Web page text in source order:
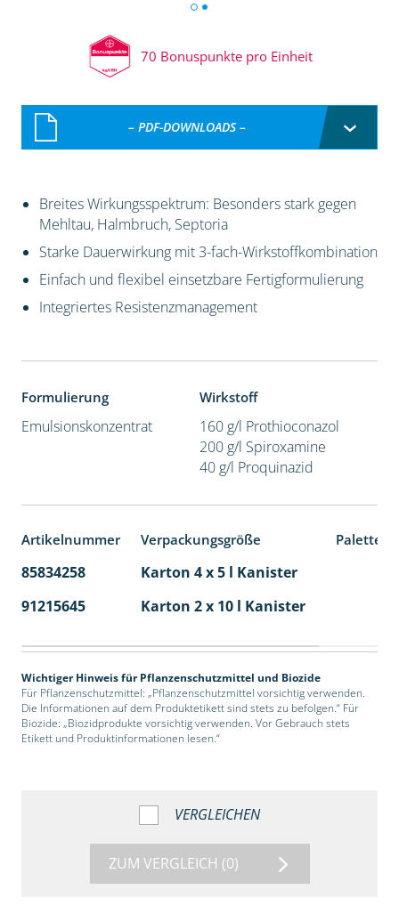
70 Bonuspunkte pro Einheit
– PDF-DOWNLOADS –
Breites Wirkungsspektrum: Besonders stark gegen
Mehltau, Halmbruch, Septoria
Starke Dauerwirkung mit 3-fach-Wirkstoffkombination
Einfach und flexibel einsetzbare Fertigformulierung
Integriertes Resistenzmanagement
Formulierung
Emulsionskonzentrat
Wirkstoff
160 g/l Prothioconazol
200 g/l Spiroxamine
40 g/l Proquinazid
Artikelnummer Verpackungsgröße
85834258 Karton 4 x 5 l Kanister
91215645
Karton 2 x 10 l Kanister
Wichtiger Hinweis für Pflanzenschutzmittel und Biozide
Für Pflanzenschutzmittel: „Pflanzenschutzmittel vorsichtig verwenden.
Die Informationen auf dem Produktetikett sind stets zu befolgen.“ Für
Biozide: „Biozidprodukte vorsichtig verwenden. Vor Gebrauch stets
Etikett und Produktinformationen lesen.“
VERGLEICHEN
ZUM VERGLEICH (0)